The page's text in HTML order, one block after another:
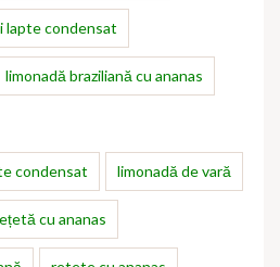
lapte condensat
limonadă braziliană cu ananas
condensat limonadă de vară
cu ananas